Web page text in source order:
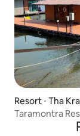
Resort ⋅ Tha
Taramontra